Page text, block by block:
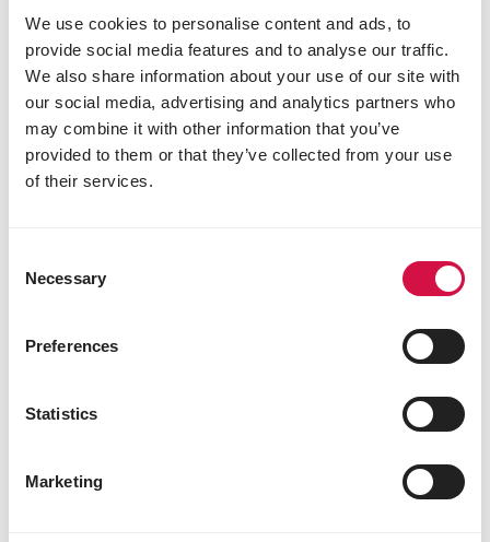
We use cookies to personalise content and ads, to
provide social media features and to analyse our traffic.
We also share information about your use of our site with
our social media, advertising and analytics partners who
may combine it with other information that you’ve
provided to them or that they’ve collected from your use
of their services.
Selection
Necessary
Preferences
Statistics
Marketing